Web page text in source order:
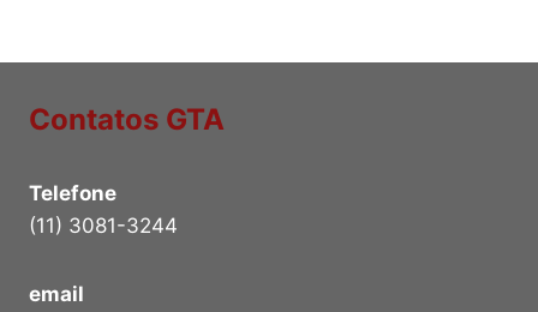
Contatos GTA
Telefone
(11) 3081-3244
email